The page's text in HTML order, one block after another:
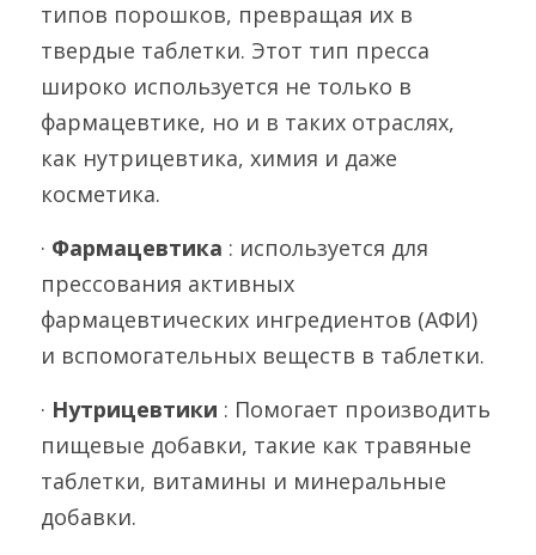
типов порошков, превращая их в
твердые таблетки. Этот тип пресса
широко используется не только в
фармацевтике, но и в таких отраслях,
как нутрицевтика, химия и даже
косметика.
· Фармацевтика : используется для
прессования активных
фармацевтических ингредиентов (АФИ)
и вспомогательных веществ в таблетки.
· Нутрицевтики : Помогает производить
пищевые добавки, такие как травяные
таблетки, витамины и минеральные
добавки.